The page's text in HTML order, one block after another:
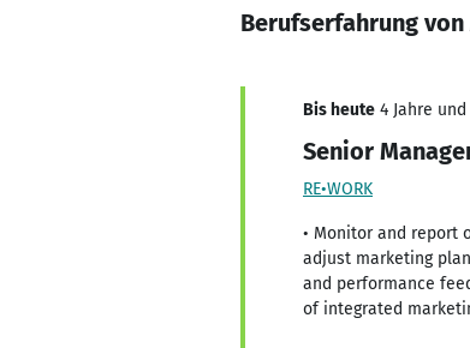
Berufserfahrung
Bis heute 4 Jahre
Senior
RE•WORK
• Monitor and report
adjust marketing
and performance
of integrated